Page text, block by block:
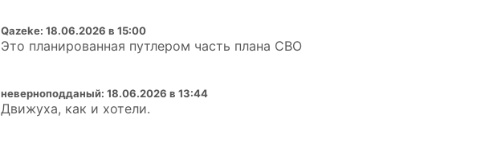
Qazeke: 18.06.2026 в 15:00
Это планированная путлером часть плана СВО
неверноподданый: 18.06.2026 в 13:44
Движуха, как и хотели.